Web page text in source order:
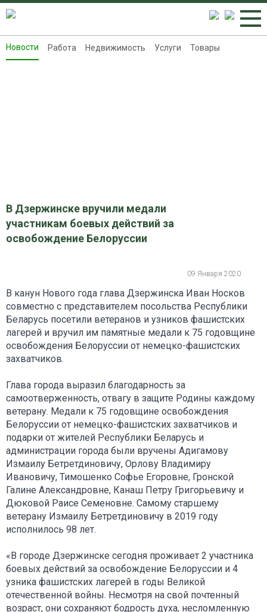
Новости
Новости Работа Недвижимость Услуги Товары
В Дзержинске вручили медали
участникам боевых действий за
освобождение Белоруссии
09 Января 2020
В канун Нового года глава Дзержинска Иван Носков
совместно с представителем посольства Республики
Беларусь посетили ветеранов и узников фашистских
лагерей и вручил им памятные медали к 75 годовщине
освобождения Белоруссии от немецко-фашистских
захватчиков.
Глава города выразил благодарность за
самоотверженность, отвагу в защите Родины каждому
ветерану. Медали к 75 годовщине освобождения
Белоруссии от немецко-фашистских захватчиков и
подарки от жителей Республики Беларусь и
администрации города были вручены Адигамову
Измаилу Бетретдиновичу, Орлову Владимиру
Ивановичу, Тимошенко Софье Егоровне, Гронской
Галине Александровне, Канаш Петру Григорьевичу и
Дюковой Раисе Семеновне. Самому старшему
ветерану Измаилу Бетретдиновичу в 2019 году
исполнилось 98 лет.
«В городе Дзержинске сегодня проживает 2 участника
боевых действий за освобождение Белоруссии и 4
узника фашистских лагерей в годы Великой
отечественной войны. Несмотря на свой почтенный
возраст, они сохраняют бодрость духа, несломленную